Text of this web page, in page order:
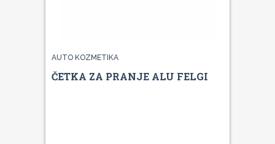
AUTO KOZMETIKA
ČETKA ZA PRANJE ALU FELGI